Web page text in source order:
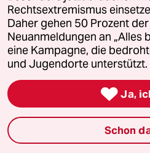
seriöse Berufsbilder
handelt?
Wer diese Fragen
den Keller gehen,
Mitmenschen suchen
hören...
Ganz einfach
09.01.2014,12:03
Rechtsextremismus
Daher gehen 50 Prozent
Neuanmeldungen an „Alles
eine Kampagne, die
und Jugendorte unterstützt.
 Ja,
Schon